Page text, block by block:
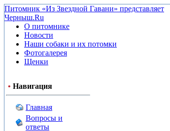
Питомник «Из Звездной Гавани» представляет
Черныш.Ru
О питомнике
Новости
Наши собаки и их потомки
Фотогалерея
Щенки
• Навигация
Главная
Вопросы и
ответы